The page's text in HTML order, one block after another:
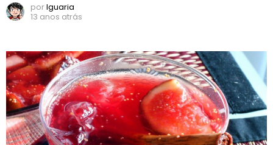
porIguaria
13 anos atrás